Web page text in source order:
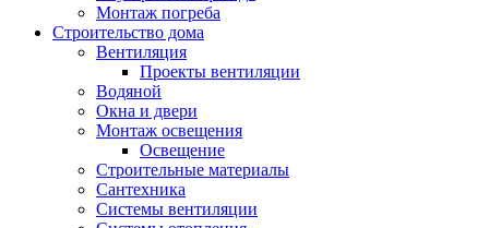
Монтаж погреба
Строительство дома
Вентиляция
Проекты вентиляции
Водяной
Окна и двери
Монтаж освещения
Освещение
Строительные материалы
Сантехника
Системы вентиляции